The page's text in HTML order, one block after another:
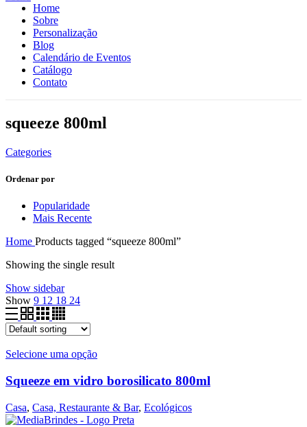
Home
Sobre
Personalização
Blog
Calendário de Eventos
Catálogo
Contato
squeeze 800ml
Categories
Ordenar por
Popularidade
Mais Recente
Home Products tagged “squeeze 800ml”
Showing the single result
Show sidebar
Show 9 12 18 24
Selecione uma opção
Squeeze em vidro borosilicato 800ml
Casa, Casa, Restaurante & Bar, Ecológicos